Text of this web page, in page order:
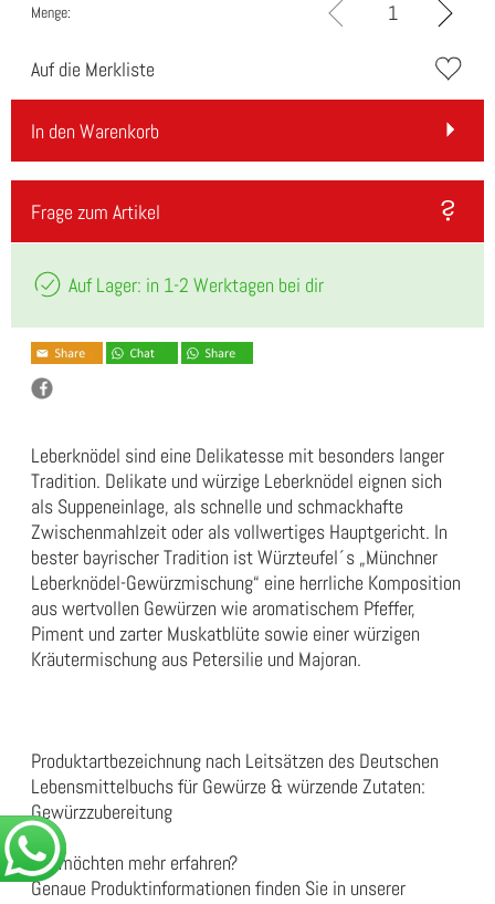
Menge:
Auf die Merkliste
In den Warenkorb
Frage zum Artikel
Auf Lager: in 1-2 Werktagen bei dir
Leberknödel sind eine Delikatesse mit besonders langer
Tradition. Delikate und würzige Leberknödel eignen sich
als Suppeneinlage, als schnelle und schmackhafte
Zwischenmahlzeit oder als vollwertiges Hauptgericht. In
bester bayrischer Tradition ist Würzteufel´s „Münchner
Leberknödel-Gewürzmischung“ eine herrliche Komposition
aus wertvollen Gewürzen wie aromatischem Pfeffer,
Piment und zarter Muskatblüte sowie einer würzigen
Kräutermischung aus Petersilie und Majoran.
Produktartbezeichnung nach Leitsätzen des Deutschen
Lebensmittelbuchs für Gewürze & würzende Zutaten:
Gewürzzubereitung
Sie möchten mehr erfahren?
Genaue Produktinformationen finden Sie in unserer